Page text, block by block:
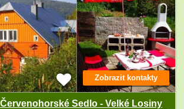
Sedlo - Velké Losiny
Zobrazit kontakty